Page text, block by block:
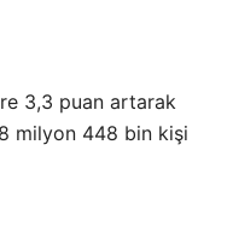
3,3 puan artarak
milyon 448 bin kişi